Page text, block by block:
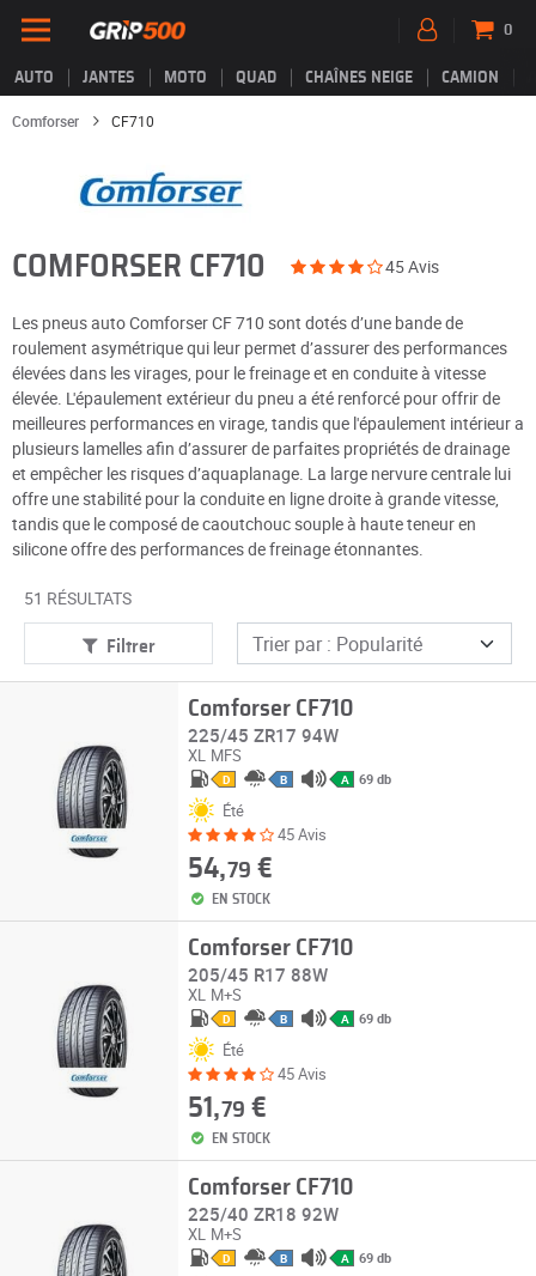
AUTO JANTES MOTO QUAD CHAÎNES NEIGE CAMION
0
Comforser CF710
COMFORSER CF710 45 Avis
Les pneus auto Comforser CF 710 sont dotés d’une bande de
roulement asymétrique qui leur permet d’assurer des performances
élevées dans les virages, pour le freinage et en conduite à vitesse
élevée. L'épaulement extérieur du pneu a été renforcé pour offrir de
meilleures performances en virage, tandis que l'épaulement intérieur a
plusieurs lamelles afin d’assurer de parfaites propriétés de drainage
et empêcher les risques d’aquaplanage. La large nervure centrale lui
offre une stabilité pour la conduite en ligne droite à grande vitesse,
tandis que le composé de caoutchouc souple à haute teneur en
silicone offre des performances de freinage étonnantes.
51 RÉSULTATS
Filtrer
Comforser CF710
225/45 ZR17 94W
XL MFS
D B A 69 db
Été
45 Avis
54,79 €
EN STOCK
Comforser CF710
205/45 R17 88W
XL M+S
D B A 69 db
Été
45 Avis
51,79 €
EN STOCK
Comforser CF710
225/40 ZR18 92W
XL M+S
D B A 69 db